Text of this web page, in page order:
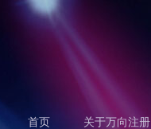
首页 关于万向注册